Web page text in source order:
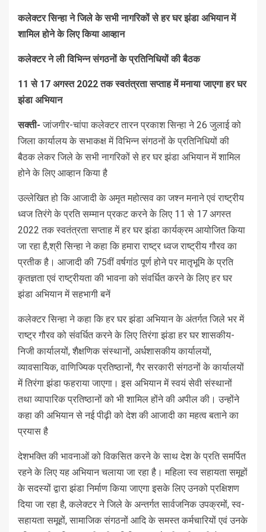
कलेक्टर सिन्हा ने जिले के सभी नागरिकों से हर घर झंडा अभियान में
शामिल होने के लिए किया आव्हान
कलेक्टर ने ली विभिन्न संगठनों के प्रतिनिधियों की बैठक
11 से 17 अगस्त 2022 तक स्वतंत्रता सप्ताह में मनाया जाएगा हर घर
झंडा अभियान
सक्ती- जांजगीर-चांपा कलेक्टर तारन प्रकाश सिन्हा ने 26 जुलाई को
जिला कार्यालय के सभाकक्ष में विभिन्न संगठनों के प्रतिनिधियों की
बैठक लेकर जिले के सभी नागरिकों से हर घर झंडा अभियान में शामिल
होने के लिए आव्हान किया है
उल्लेखित हो कि आजादी के अमृत महोत्सव का जश्न मनाने एवं राष्ट्रीय
ध्वज तिरंगे के प्रति सम्मान प्रकट करने के लिए 11 से 17 अगस्त
2022 तक स्वतंत्रता सप्ताह में हर घर झंडा कार्यक्रम आयोजित किया
जा रहा है,श्री सिन्हा ने कहा कि हमारा राष्ट्र ध्वज राष्ट्रीय गौरव का
प्रतीक है। आजादी की 75वीं वर्षगांठ पूर्ण होने पर मातृभूमि के प्रति
कृतज्ञता एवं राष्ट्रीयता की भावना को संवर्धित करने के लिए हर घर
झंडा अभियान में सहभागी बनें
कलेक्टर सिन्हा ने कहा कि हर घर झंडा अभियान के अंतर्गत जिले भर में
राष्ट्र गौरव को संवर्धित करने के लिए तिरंगा झंडा हर घर शासकीय-
निजी कार्यालयों, शैक्षणिक संस्थानों, अर्धशासकीय कार्यालयों,
व्यावसायिक, वाणिज्यिक प्रतिष्ठानों, गैर सरकारी संगठनों के कार्यालयों
में तिरंगा झंडा फहराया जाएगा। इस अभियान में स्वयं सेवी संस्थानों
तथा व्यापारिक प्रतिष्ठानों को भी शामिल होंने की अपील की। उन्होंने
कहा की अभियान से नई पीढ़ी को देश की आजादी का महत्व बताने का
प्रयास है
देशभक्ति की भावनाओं को विकसित करने के साथ देश के प्रति समर्पित
रहने के लिए यह अभियान चलाया जा रहा है। महिला स्व सहायता समूहों
के सदस्यों द्वारा झंडा निर्माण किया जाएगा इसके लिए उनको प्रक्षिशण
दिया जा रहा है, कलेक्टर ने जिले के अन्तर्गत सार्वजनिक उपक्रमों, स्व-
सहायता समूहों, सामाजिक संगठनों आदि के समस्त कर्मचारियों एवं उनके